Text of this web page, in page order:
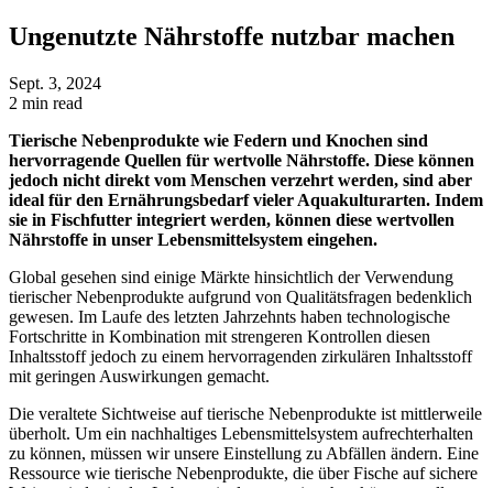
Ungenutzte Nährstoffe nutzbar machen
Sept. 3, 2024
2 min read
Tierische Nebenprodukte wie Federn und Knochen sind
hervorragende Quellen für wertvolle Nährstoffe. Diese können
jedoch nicht direkt vom Menschen verzehrt werden, sind aber
ideal für den Ernährungsbedarf vieler Aquakulturarten. Indem
sie in Fischfutter integriert werden, können diese wertvollen
Nährstoffe in unser Lebensmittelsystem eingehen.
Global gesehen sind einige Märkte hinsichtlich der Verwendung
tierischer Nebenprodukte aufgrund von Qualitätsfragen bedenklich
gewesen. Im Laufe des letzten Jahrzehnts haben technologische
Fortschritte in Kombination mit strengeren Kontrollen diesen
Inhaltsstoff jedoch zu einem hervorragenden zirkulären Inhaltsstoff
mit geringen Auswirkungen gemacht.
Die veraltete Sichtweise auf tierische Nebenprodukte ist mittlerweile
überholt. Um ein nachhaltiges Lebensmittelsystem aufrechterhalten
zu können, müssen wir unsere Einstellung zu Abfällen ändern. Eine
Ressource wie tierische Nebenprodukte, die über Fische auf sichere